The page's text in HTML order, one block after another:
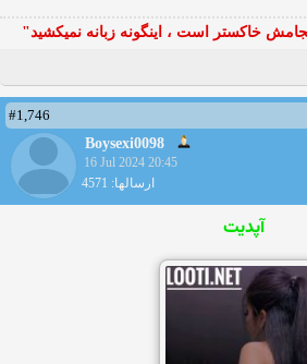
خاكستر است ، اينگونه زبانه نميكشيد"
#1,746
Boysexi0098
16 Jul 2024 20:45
ارسالها: 4571
آپدیت